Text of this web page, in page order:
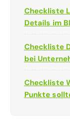
Checkliste
Details im
Checkliste
bei
Checkliste
Punkte